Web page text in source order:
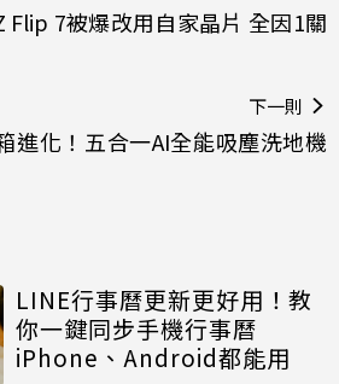
Flip 7被爆改用自家晶片 全因1關
下一則
進化！五合一AI全能吸塵洗地機
LINE行事曆更新更好用！教
你一鍵同步手機行事曆
iPhone、Android都能用